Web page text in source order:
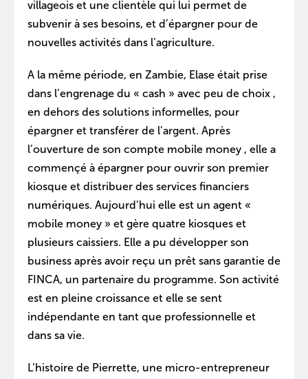
villageois et une clientèle qui lui permet de
subvenir à ses besoins, et d’épargner pour de
nouvelles activités dans l’agriculture.
A la même période, en Zambie, Elase était prise
dans l’engrenage du « cash » avec peu de choix ,
en dehors des solutions informelles, pour
épargner et transférer de l’argent. Après
l’ouverture de son compte mobile money , elle a
commençé à épargner pour ouvrir son premier
kiosque et distribuer des services financiers
numériques. Aujourd’hui elle est un agent «
mobile money » et gère quatre kiosques et
plusieurs caissiers. Elle a pu développer son
business après avoir reçu un prêt sans garantie de
FINCA, un partenaire du programme. Son activité
est en pleine croissance et elle se sent
indépendante en tant que professionnelle et
dans sa vie.
L’histoire de Pierrette, une micro-entrepreneur